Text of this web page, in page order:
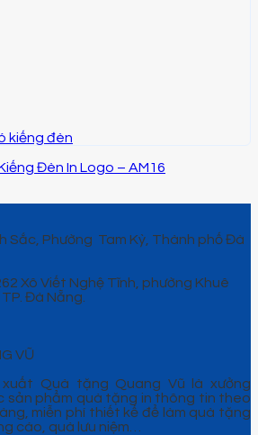
Đèn In Logo – AM16
Sắc, Phường Tam Kỳ, Thành phố Đà
Xô Viết Nghệ Tĩnh, phường Khuê
Đà Nẵng.
VŨ
xuất Quà tặng Quang Vũ là xưởng
sản phẩm quà tặng in thông tin theo
miễn phí thiết kế để làm quà tặng
cáo, quà lưu niệm…